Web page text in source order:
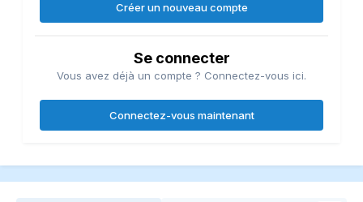
Créer un nouveau compte
Se connecter
Vous avez déjà un compte ? Connectez-vous ici.
Connectez-vous maintenant